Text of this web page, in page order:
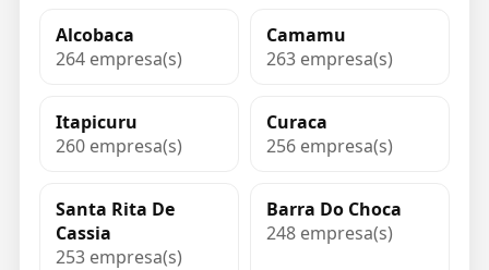
Alcobaca
264 empresa(s)
Camamu
263 empresa(s)
Itapicuru
260 empresa(s)
Curaca
256 empresa(s)
Santa Rita De
Cassia
253 empresa(s)
Barra Do Choca
248 empresa(s)